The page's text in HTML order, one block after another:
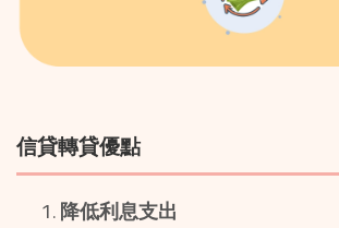
信貸轉貸優點
降低利息支出